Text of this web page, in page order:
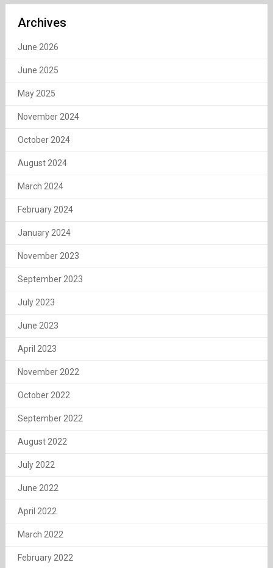
Archives
June 2026
June 2025
May 2025
November 2024
October 2024
August 2024
March 2024
February 2024
January 2024
November 2023
September 2023
July 2023
June 2023
April 2023
November 2022
October 2022
September 2022
August 2022
July 2022
June 2022
April 2022
March 2022
February 2022